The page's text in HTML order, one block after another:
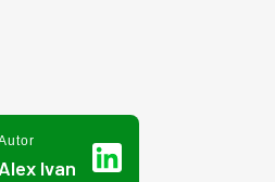
Alex Ivan